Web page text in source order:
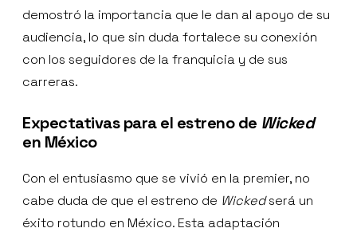
demostró la importancia que le dan al apoyo de su
audiencia, lo que sin duda fortalece su conexión
con los seguidores de la franquicia y de sus
carreras.
Expectativas para el estreno de Wicked
en México
Con el entusiasmo que se vivió en la premier, no
cabe duda de que el estreno de Wickedserá un
éxito rotundo en México. Esta adaptación